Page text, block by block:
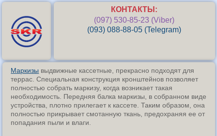
КОНТАКТЫ:
(097) 530-85-23 (Viber)
(093) 088-88-05 (Telegram)
Маркизы выдвижные кассетные, прекрасно подходят для
террас. Специальная конструкция кронштейнов позволяет
полностью собрать маркизу, когда возникает такая
необходимость. Передняя балка маркизы, в собранном виде
устройства, плотно прилегает к кассете. Таким образом, она
полностью прикрывает смотанную ткань, предохраняя ее от
попадания пыли и влаги.